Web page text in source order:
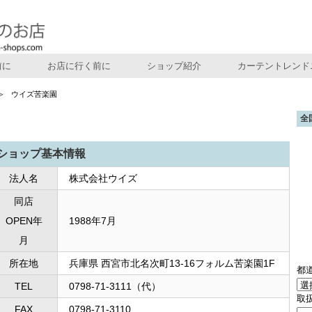
お店に行く前に ショップ紹介 カーテントレン
ウイズ苦楽園
ョップ基本情報
法人名 株式会社ウイズ
同店
OPEN年
月
1988年7月
所在地 兵庫県 西宮市北名次町13-16フォルム苦楽園1F
TEL 0798-71-3111（代）
FAX 0798-71-3110
全
都
取